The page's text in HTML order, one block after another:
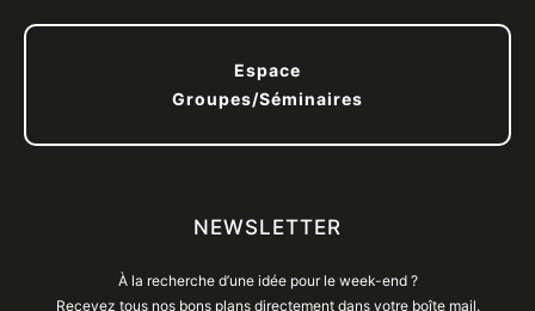
Espace
Groupes/Séminaires
NEWSLETTER
À la recherche d’une idée pour le week-end ?
Recevez tous nos bons plans directement dans votre boîte mail.